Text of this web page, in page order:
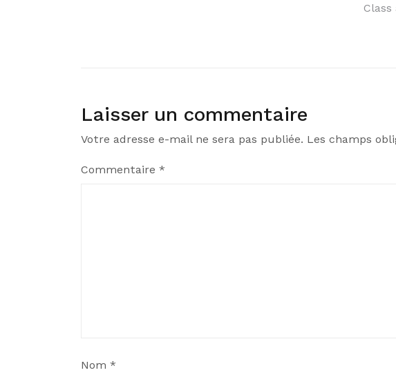
Laisser un commentaire
Votre adresse e-mail ne sera pas publiée. Les champs
Commentaire *
Nom *